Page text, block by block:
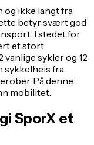
og ikke langt fra
betyr svært god
I stedet for
et stort
vanlige sykler og 12
sykkelheis fra
På denne
mobilitet.
SporX et